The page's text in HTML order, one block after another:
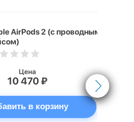
AirPods 2 (с проводным
Цена
10 470 ₽
в корзину